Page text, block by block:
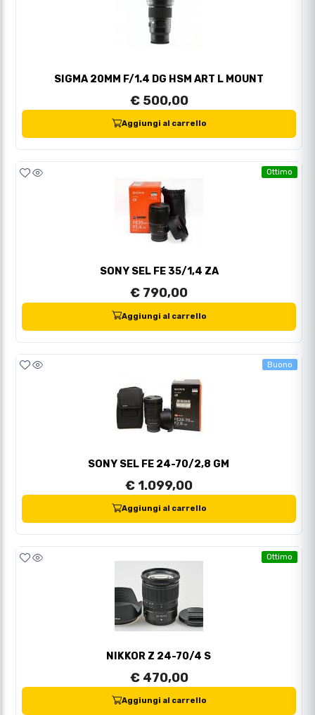
SIGMA 20MM F/1.4 DG HSM ART L MOUNT
€ 500,00
Aggiungi al carrello
Ottimo
SONY SEL FE 35/1,4 ZA
€ 790,00
Aggiungi al carrello
Buono
SONY SEL FE 24-70/2,8 GM
€ 1.099,00
Aggiungi al carrello
Ottimo
NIKKOR Z 24-70/4 S
€ 470,00
Aggiungi al carrello